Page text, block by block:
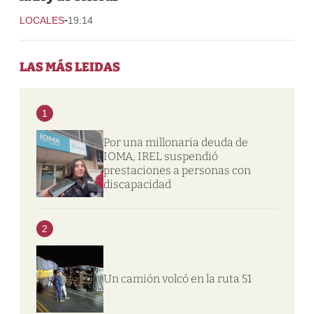
LOCALES-19:14
LAS MÁS LEIDAS
1
Por una millonaria deuda de
IOMA, IREL suspendió
prestaciones a personas con
discapacidad
2
Un camión volcó en la ruta 51